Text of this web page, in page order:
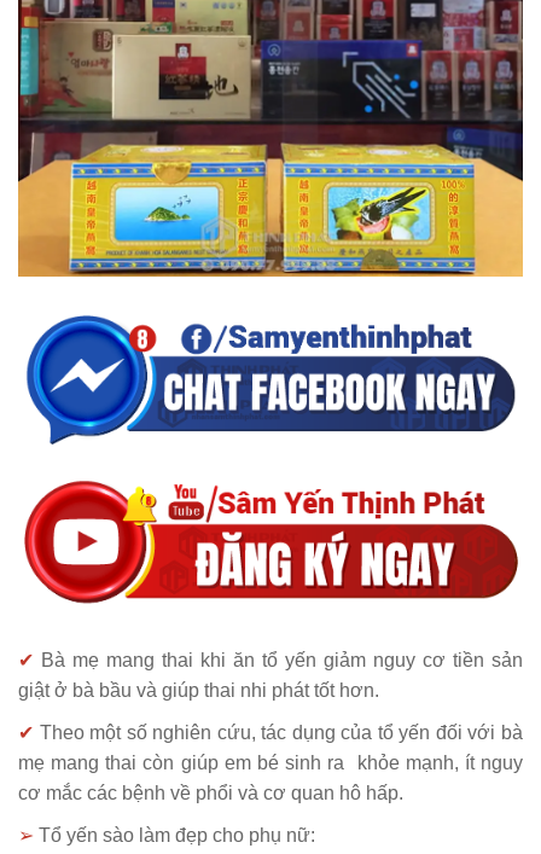
✔ Bà mẹ mang thai khi ăn tổ yến giảm nguy cơ tiền sản
giật ở bà bầu và giúp thai nhi phát tốt hơn.
✔ Theo một số nghiên cứu, tác dụng của tổ yến đối với bà
mẹ mang thai còn giúp em bé sinh ra khỏe mạnh, ít nguy
cơ mắc các bệnh về phổi và cơ quan hô hấp.
➢ Tổ yến sào làm đẹp cho phụ nữ: